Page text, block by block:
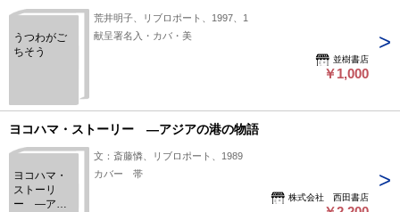
うつわがご
ちそう
荒井明子、リブロポート、1997、1
献呈署名入・カバ・美
並樹書店
￥1,000
ヨコハマ・ストーリー ―アジアの港の物語
ヨコハマ・
ストーリ
ー ―アジ
文：斎藤憐、リブロポート、1989
カバー 帯
株式会社 西田書店